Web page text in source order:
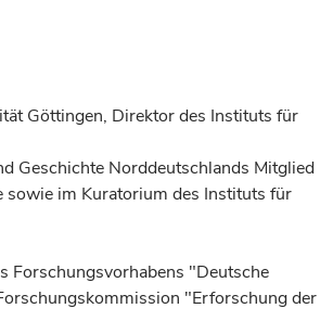
Göttingen, Direktor des Instituts für
Geschichte Norddeutschlands Mitglied
sowie im Kuratorium des Instituts für
Forschungsvorhabens "Deutsche
"Erforschung der